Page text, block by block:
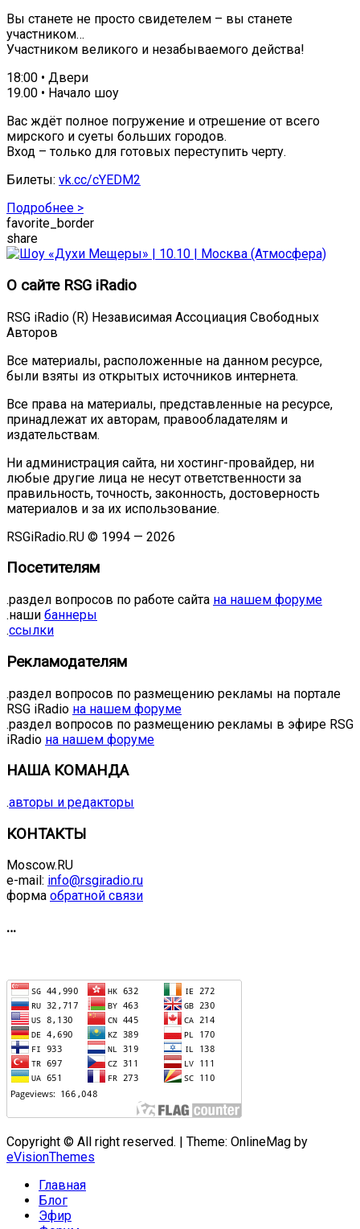
Вы станете не просто свидетелем – вы станете
участником…
Участником великого и незабываемого действа!
18:00 • Двери
19.00 • Начало шоу
Вас ждёт полное погружение и отрешение от всего
мирского и суеты больших городов.
Вход – только для готовых переступить черту.
Билеты: vk.cc/cYEDM2
Подробнее >
favorite_border
share
О сайте RSG iRadio
RSG iRadio (R) Независимая Ассоциация Свободных
Авторов
Все материалы, расположенные на данном ресурсе,
были взяты из открытых источников интернета.
Все права на материалы, представленные на ресурсе,
принадлежат их авторам, правообладателям и
издательствам.
Ни администрация сайта, ни хостинг-провайдер, ни
любые другие лица не несут ответственности за
правильность, точность, законность, достоверность
материалов и за их использование.
RSGiRadio.RU © 1994 — 2026
Посетителям
.раздел вопросов по работе сайта на нашем форуме
.наши баннеры
.ссылки
Рекламодателям
.раздел вопросов по размещению рекламы на портале
RSG iRadio на нашем форуме
.раздел вопросов по размещению рекламы в эфире RSG
iRadio на нашем форуме
НАША КОМАНДА
.авторы и редакторы
КОНТАКТЫ
Moscow.RU
e-mail: info@rsgiradio.ru
форма обратной связи
…
Copyright © All right reserved. | Theme: OnlineMag by
eVisionThemes
Главная
Блог
Эфир